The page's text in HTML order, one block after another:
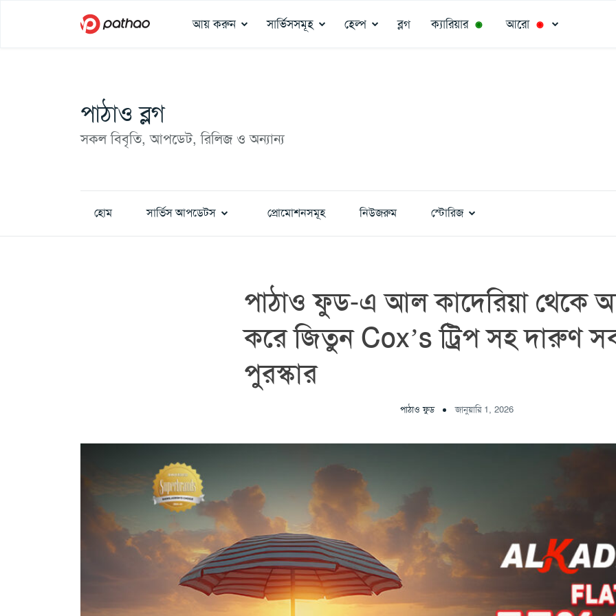
আয় করুন সার্ভিসসমূহ হেল্প ব্লগ ক্যারিয়ার ◉ আরো ◉
পাঠাও ব্লগ
সকল বিবৃতি, আপডেট, রিলিজ ও অন্যান্য
হোম সার্ভিস আপডেটস প্রোমোশনসমূহ নিউজরুম স্টোরিজ
পাঠাও ফুড-এ আল কাদেরিয়া থেকে
করে জিতুন Cox’s ট্রিপ সহ দারুণ
পুরস্কার
পাঠাও ফুড জানুয়ারি 1, 2026